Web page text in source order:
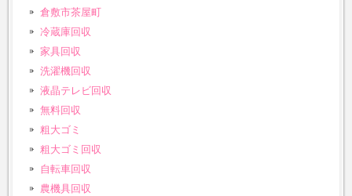
倉敷市茶屋町
冷蔵庫回収
家具回収
洗濯機回収
液晶テレビ回収
無料回収
粗大ゴミ
粗大ゴミ回収
自転車回収
農機具回収